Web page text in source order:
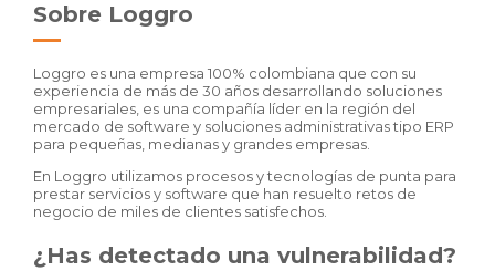
Sobre Loggro
Loggro es una empresa 100% colombiana que con su
experiencia de más de 30 años desarrollando soluciones
empresariales, es una compañía líder en la región del
mercado de software y soluciones administrativas tipo ERP
para pequeñas, medianas y grandes empresas.
En Loggro utilizamos procesos y tecnologías de punta para
prestar servicios y software que han resuelto retos de
negocio de miles de clientes satisfechos.
¿Has detectado una vulnerabilidad?